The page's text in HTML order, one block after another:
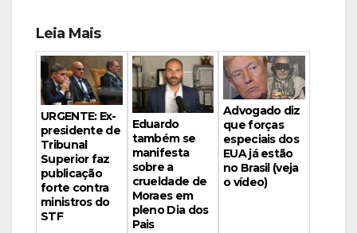
Leia Mais
URGENTE: Ex-
presidente de
Tribunal
Superior faz
publicação
forte contra
ministros do
STF
Eduardo
também se
manifesta
sobre a
crueldade de
Moraes em
pleno Dia dos
Pais
Advogado diz
que forças
especiais dos
EUA já estão
no Brasil (veja
o vídeo)